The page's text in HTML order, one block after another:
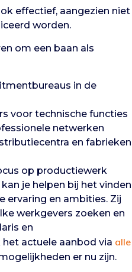
effectief, aangezien niet
worden.
om een baan als
in de
voor technische functies
netwerken
en fabrieken
op productiewerk
je helpen bij het vinden
ervaring en ambities. Zij
werkgevers zoeken en
en
actuele aanbod via alle
er nu zijn.